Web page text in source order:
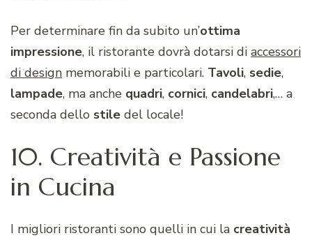
Per determinare fin da subito un’ottima
impressione, il ristorante dovrà dotarsi di accessori
di design memorabili e particolari. Tavoli, sedie,
lampade, ma anche quadri, cornici, candelabri,… a
seconda dello stile del locale!
10. Creatività e Passione
in Cucina
I migliori ristoranti sono quelli in cui la creatività